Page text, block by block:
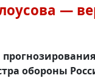
—
обороны